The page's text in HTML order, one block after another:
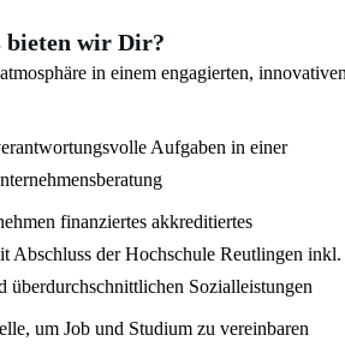
bieten wir Dir?
in einem engagierten,
Aufgaben in einer
finanziertes akkreditiertes
Abschluss der Hochschule Reutlingen inkl.
überdurchschnittlichen Sozialleistungen
um Job und Studium zu vereinbaren